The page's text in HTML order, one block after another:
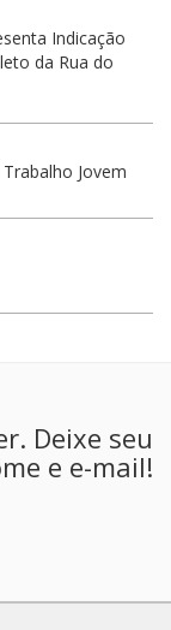
Indicação
da Rua do
Jovem
Deixe seu
e e-mail!